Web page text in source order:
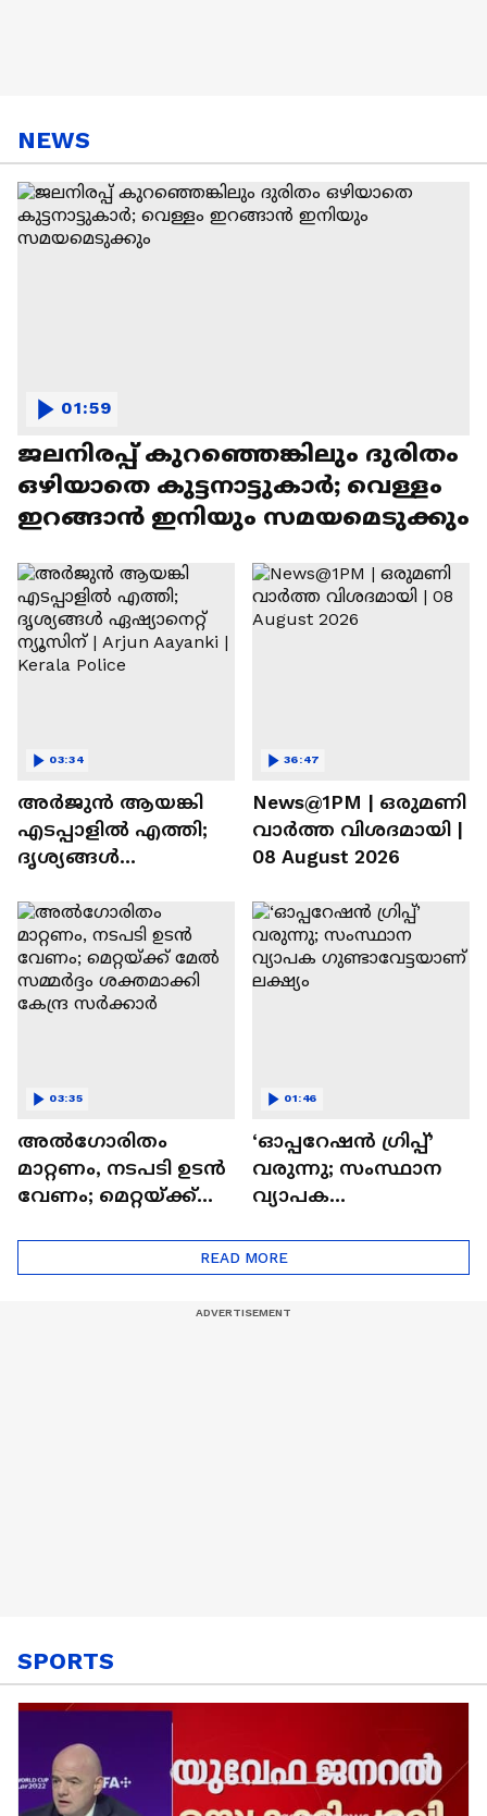
NEWS
ജലനിരപ്പ് കുറഞ്ഞെങ്കിലും ദുരിതം
ഒഴിയാതെ കുട്ടനാട്ടുകാര്‍; വെള്ളം
ഇറങ്ങാൻ ഇനിയും സമയമെടുക്കും
01:59
അർജുൻ ആയങ്കി
എടപ്പാളിൽ എത്തി;
ദൃശ്യങ്ങൾ
Arjun Aayanki | Kerala
Police
03:34
News@1PM | ഒരുമണി
വാർത്ത വിശദമായി |
08 August 2026
36:47
അൽഗോരിതം
മാറ്റണം, നടപടി ഉടൻ
വേണം; മെറ്റയ്ക്ക്
ശക്തമാക്കി കേന്ദ്ര
സർക്കാർ
03:35
‘ഓപ്പറേഷൻ ഗ്രിപ്പ്’
വരുന്നു; സംസ്ഥാന
വ്യാപക
ലക്ഷ്യം
01:46
READ MORE
SPORTS